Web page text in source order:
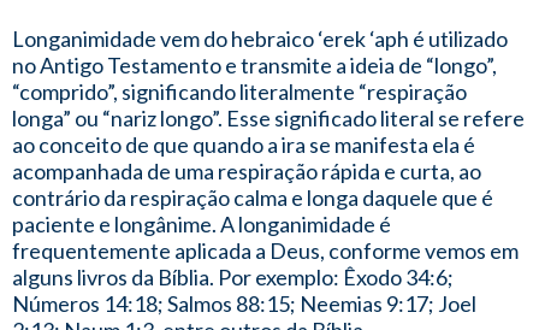
Longanimidade vem do hebraico ‘erek ‘aph é utilizado
no Antigo Testamento e transmite a ideia de “longo”,
“comprido”, significando literalmente “respiração
longa” ou “nariz longo”. Esse significado literal se refere
ao conceito de que quando a ira se manifesta ela é
acompanhada de uma respiração rápida e curta, ao
contrário da respiração calma e longa daquele que é
paciente e longânime. A longanimidade é
frequentemente aplicada a Deus, conforme vemos em
alguns livros da Bíblia. Por exemplo: Êxodo 34:6;
Números 14:18; Salmos 88:15; Neemias 9:17; Joel